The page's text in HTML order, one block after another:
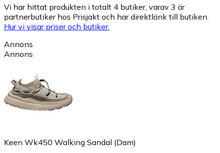
Vi har hittat produkten i totalt 4 butiker, varav 3 är
partnerbutiker hos Prisjakt och har direktlänk till butiken.
Hur vi visar priser och butiker.
Annons
Annons
Keen Wk450 Walking Sandal (Dam)